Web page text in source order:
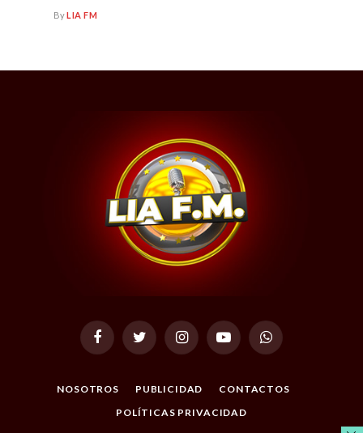
ByLIA FM
FacebookTwitter InstagramYouTubeWhatsApp
NOSOTROS PUBLICIDAD
CONTACTOS
POLÍTICAS PRIVACIDAD